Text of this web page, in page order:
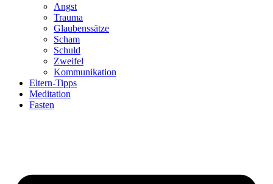
Angst
Trauma
Glaubenssätze
Scham
Schuld
Zweifel
Kommunikation
Eltern-Tipps
Meditation
Fasten